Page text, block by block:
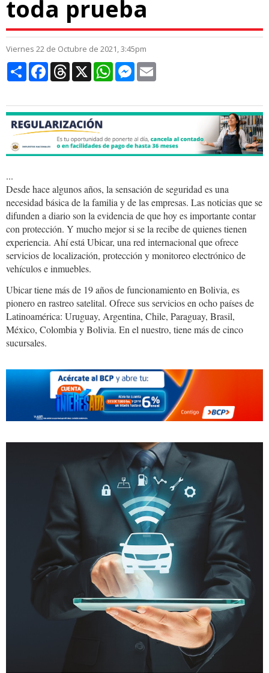
toda prueba
Viernes 22 de Octubre de 2021, 3:45pm
CompartirFacebookThreads
X WhatsAppMessenger
...
Desde hace algunos años, la sensación de seguridad es una
necesidad básica de la familia y de las empresas. Las noticias que se
difunden a diario son la evidencia de que hoy es importante contar
con protección. Y mucho mejor si se la recibe de quienes tienen
experiencia. Ahí está Ubicar, una red internacional que ofrece
servicios de localización, protección y monitoreo electrónico de
vehículos e inmuebles.
Ubicar tiene más de 19 años de funcionamiento en Bolivia, es
pionero en rastreo satelital. Ofrece sus servicios en ocho países de
Latinoamérica: Uruguay, Argentina, Chile, Paraguay, Brasil,
México, Colombia y Bolivia. En el nuestro, tiene más de cinco
sucursales.